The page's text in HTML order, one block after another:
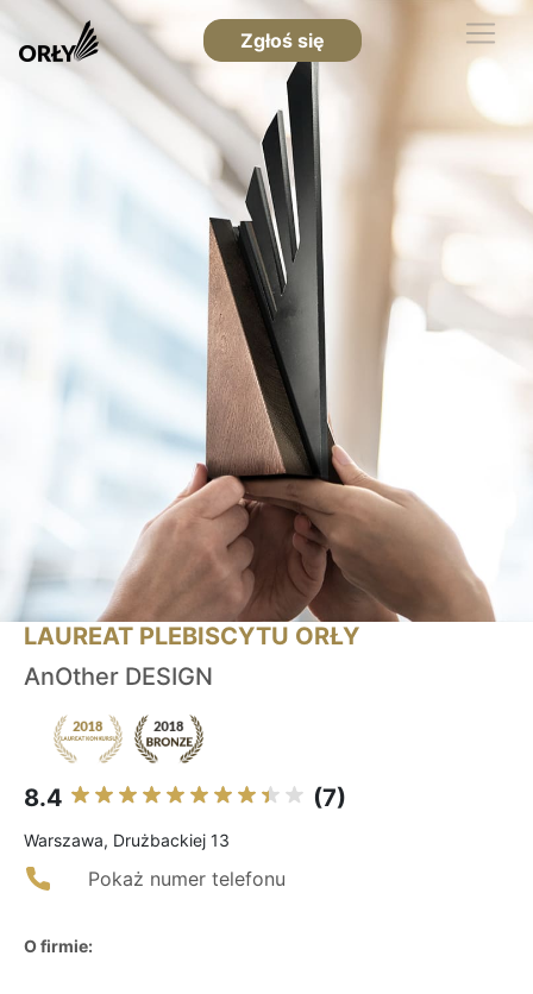
Zgłoś się
LAUREAT PLEBISCYTU ORŁY
AnOther DESIGN
8.4 (7)
Warszawa, Drużbackiej 13
Pokaż numer telefonu
O firmie: